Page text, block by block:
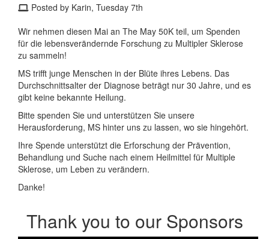
Posted by Karin, Tuesday 7th
Wir nehmen diesen Mai an The May 50K teil, um Spenden
für die lebensverändernde Forschung zu Multipler Sklerose
zu sammeln!
MS trifft junge Menschen in der Blüte ihres Lebens. Das
Durchschnittsalter der Diagnose beträgt nur 30 Jahre, und es
gibt keine bekannte Heilung.
Bitte spenden Sie und unterstützen Sie unsere
Herausforderung, MS hinter uns zu lassen, wo sie hingehört.
Ihre Spende unterstützt die Erforschung der Prävention,
Behandlung und Suche nach einem Heilmittel für Multiple
Sklerose, um Leben zu verändern.
Danke!
Thank you to our Sponsors